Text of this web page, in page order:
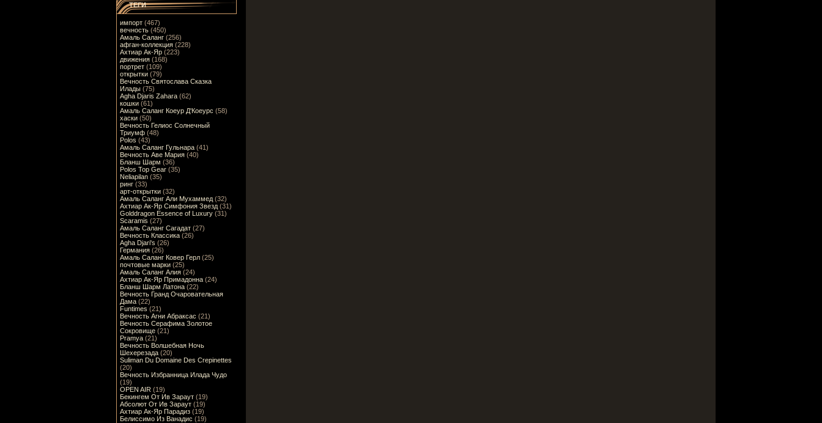
ТЕГИ
импорт(467)
вечность(450)
Амаль Саланг(256)
афган-коллекция(228)
Ахтиар Ак-Яр(223)
движения(168)
портрет(109)
открытки(79)
Вечность Святослава Сказка
Илады(75)
Agha Djaris Zahara(62)
кошки(61)
Амаль Саланг Коеур Д'Коеурс (58)
хаски(50)
Вечность Гелиос Солнечный
Триумф(48)
Polos (43)
Амаль Саланг Гульнара(41)
Вечность Аве Мария(40)
Бланш Шарм (36)
Polos Top Gear(35)
Neliapilan(35)
ринг(33)
арт-открытки(32)
Амаль Саланг Али Мухаммед(32)
Ахтиар Ак-Яр Симфония Звезд(31)
Golddragon Essence of Luxury(31)
Scaramis (27)
Амаль Саланг Сагадат(27)
Вечность Классика(26)
Agha Djari's (26)
Германия(26)
Амаль Саланг Ковер Герл(25)
почтовые марки(25)
Амаль Саланг Алия(24)
Ахтиар Ак-Яр Примадонна(24)
Бланш Шарм Латона(22)
Вечность Гранд Очаровательная
Дама(22)
Funtimes (21)
Вечность Агни Абраксас (21)
Вечность Серафима Золотое
Сокровище(21)
Pramya(21)
Вечность Волшебная Ночь
Шехерезада(20)
Suliman Du Domaine Des Crepinettes
(20)
Вечность Избранница Илада Чудо
(19)
OPEN AIR (19)
Бекингем От Ив Зараут(19)
Абсолют От Ив Зараут(19)
Ахтиар Ак-Яр Парадиз(19)
Белиссимо Из Ванадис (19)